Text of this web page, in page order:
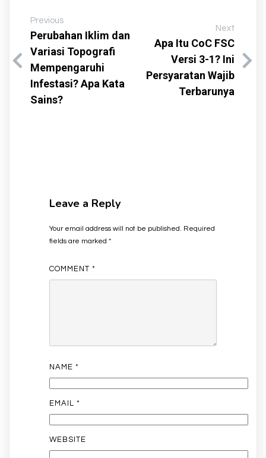
Previous
Perubahan Iklim dan
Variasi Topografi
Mempengaruhi
Infestasi? Apa Kata
Sains?
Next
Apa Itu CoC FSC
Versi 3-1? Ini
Persyaratan Wajib
Terbarunya
Leave a Reply
Your email address will not be published. Required
fields are marked *
COMMENT *
NAME *
EMAIL *
WEBSITE